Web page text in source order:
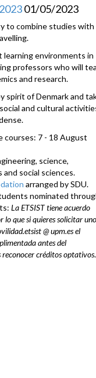
01/05/2023
to combine studies with
environments in
professors who will
and research.
spirit of Denmark and
and cultural
courses: 7 - 18 August
science,
social sciences.
arranged by SDU.
nominated
La ETSIST tiene acuerdo
lo que si quieres solicitar
@ upm.es el
antes del
reconocer créditos optativos.